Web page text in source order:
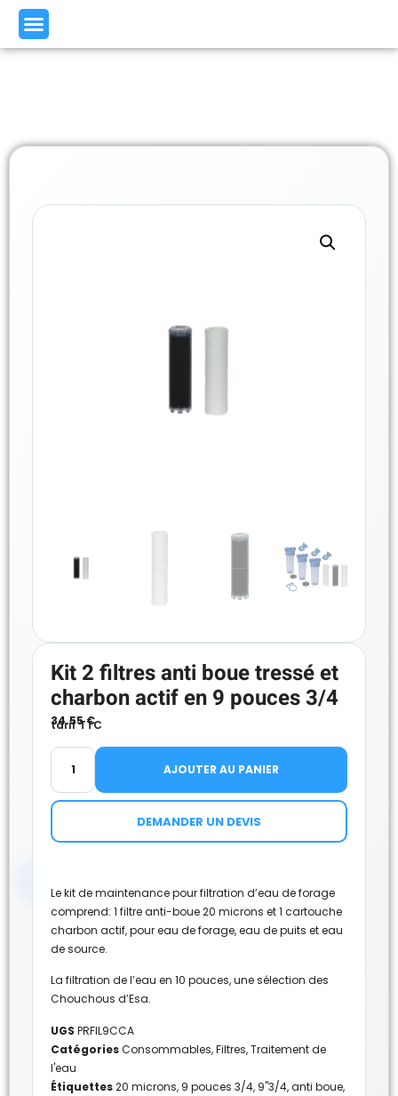
Kit 2 filtres anti boue tressé et
charbon actif en 9 pouces 3/4
34.55€
tarif TTC
AJOUTER AU PANIER
DEMANDER UN DEVIS
Le kit de maintenance pour filtration d’eau de forage
comprend: 1 filtre anti-boue 20 microns et 1 cartouche
charbon actif, pour eau de forage, eau de puits et eau
de source.
La filtration de l’eau en 10 pouces, une sélection des
Chouchous d’Esa.
UGS PRFIL9CCA
CatégoriesConsommables,Filtres,Traitement de
l'eau
Étiquettes20 microns, 9 pouces 3/4, 9"3/4,anti boue,